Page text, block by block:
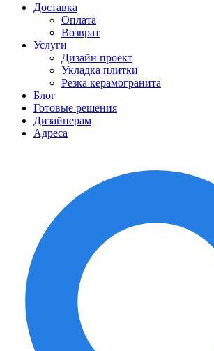
Доставка
Оплата
Возврат
Услуги
Дизайн проект
Укладка плитки
Резка керамогранита
Блог
Готовые решения
Дизайнерам
Адреса